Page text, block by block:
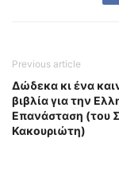
Previous article
Δώδεκα κι ένα
βιβλία για την
Επανάσταση (του
Κακουριώτη)